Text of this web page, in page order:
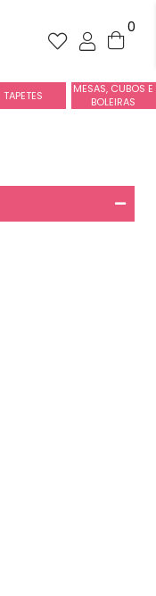
0
TAPETES
MESAS, CUBOS E
BOLEIRAS